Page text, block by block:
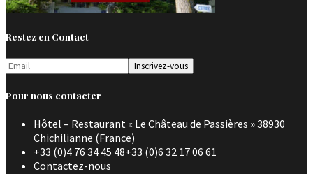
Restez en Contact
Pour nous contacter
Hôtel – Restaurant « Le Château de Passières » 38930
Chichilianne (France)
+33 (0)4 76 34 45 48+33 (0)6 32 17 06 61
Contactez-nous